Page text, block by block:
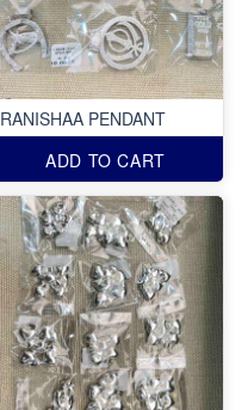
RANISHAA PENDANT
ADD TO CART